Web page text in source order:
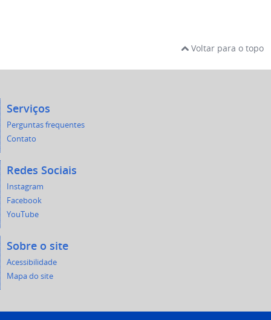
Voltar para o topo
Serviços
Perguntas frequentes
Contato
Redes Sociais
Instagram
Facebook
YouTube
Sobre o site
Acessibilidade
Mapa do site